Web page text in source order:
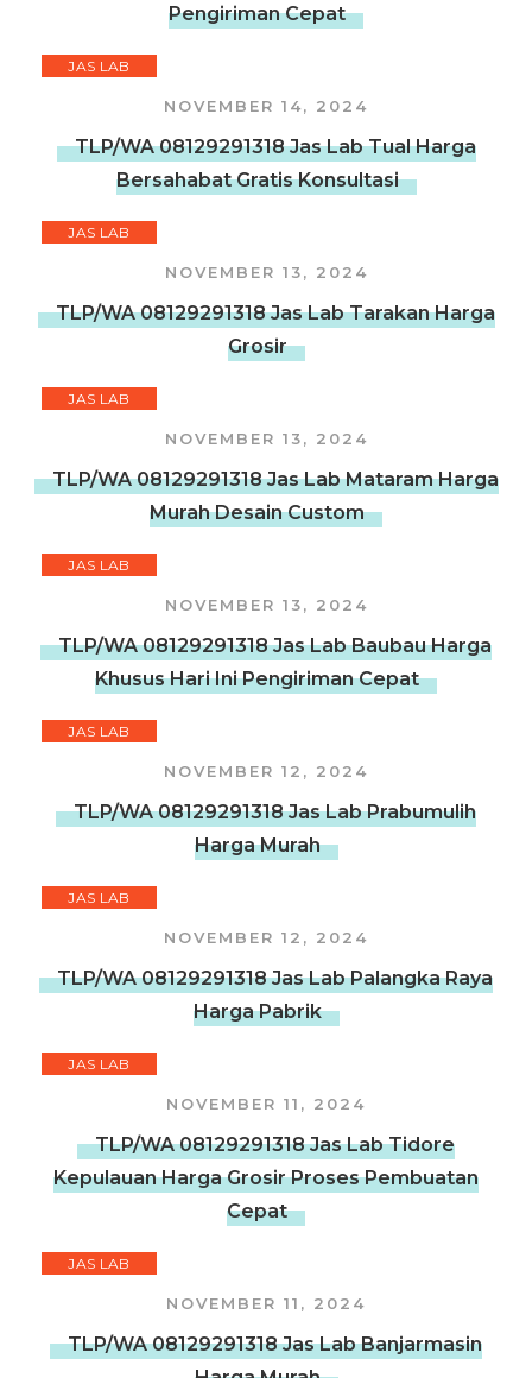
Pengiriman Cepat
JAS LAB
NOVEMBER 14, 2024
TLP/WA 08129291318 Jas Lab Tual Harga
Bersahabat Gratis Konsultasi
JAS LAB
NOVEMBER 13, 2024
TLP/WA 08129291318 Jas Lab Tarakan Harga
Grosir
JAS LAB
NOVEMBER 13, 2024
TLP/WA 08129291318 Jas Lab Mataram Harga
Murah Desain Custom
JAS LAB
NOVEMBER 13, 2024
TLP/WA 08129291318 Jas Lab Baubau Harga
Khusus Hari Ini Pengiriman Cepat
JAS LAB
NOVEMBER 12, 2024
TLP/WA 08129291318 Jas Lab Prabumulih
Harga Murah
JAS LAB
NOVEMBER 12, 2024
TLP/WA 08129291318 Jas Lab Palangka Raya
Harga Pabrik
JAS LAB
NOVEMBER 11, 2024
TLP/WA 08129291318 Jas Lab Tidore
Kepulauan Harga Grosir Proses Pembuatan
Cepat
JAS LAB
NOVEMBER 11, 2024
TLP/WA 08129291318 Jas Lab Banjarmasin